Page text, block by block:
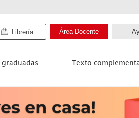
Área Docente
Librería
graduadas Texto